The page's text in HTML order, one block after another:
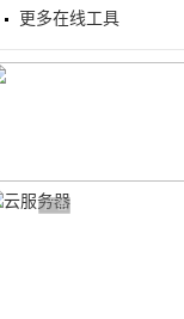
更多在线工具
广告 商业广告，理性选择